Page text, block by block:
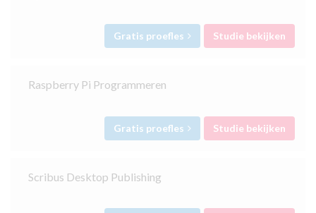
Gratis proefles Studie bekijken
Raspberry Pi Programmeren
Gratis proefles Studie bekijken
Scribus Desktop Publishing